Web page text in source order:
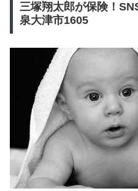
三塚翔太郎が保険！
泉大津市1605